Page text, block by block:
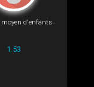
moyen d'enfants
1.53